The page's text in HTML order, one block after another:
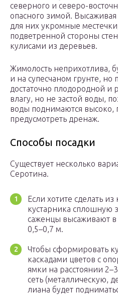
северного и северо-
опасного зимой.
для них укромные
подветренной стороны
кулисами из деревьев.
Жимолость неприхотлива,
и на супесчаном грунте, но
достаточно плодородной
влагу, но не застой воды,
воды поднимаются высоко,
предусмотреть дренаж.
Способы посадки
Существует несколько
Серотина.
Если хотите сделать
кустарника сплошную
саженцы высаживают
0,5–0,7 м.
Чтобы сформировать
каскадами цветов с
ямки на расстоянии
сеть (металлическую,
лиана будет